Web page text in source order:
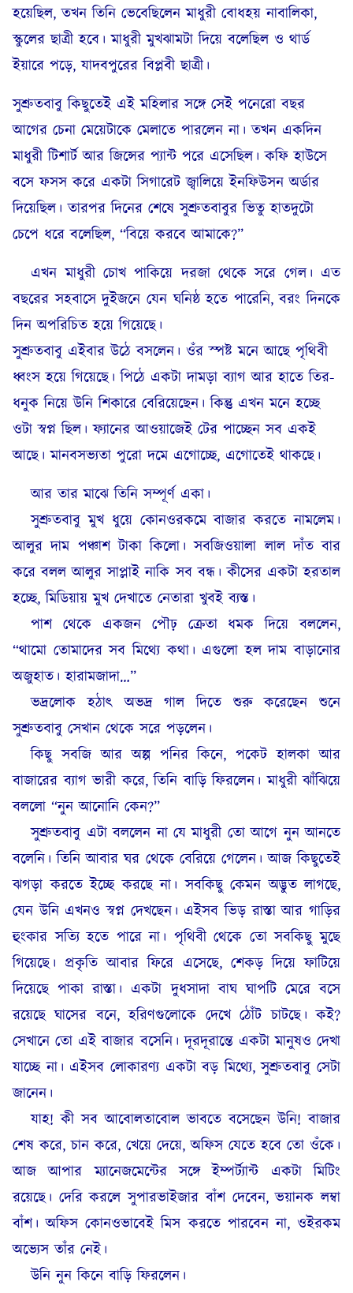
হয়েছিল, তখন তিনি ভেবেছিলেন মাধুরী বোধহয় নাবালিকা,
স্কুলের ছাত্রী হবে। মাধুরী মুখঝামটা দিয়ে বলেছিল ও থার্ড
ইয়ারে পড়ে, যাদবপুরের বিপ্লবী ছাত্রী।
সুশ্রুতবাবু কিছুতেই এই মহিলার সঙ্গে সেই পনেরো বছর
আগের চেনা মেয়েটাকে মেলাতে পারলেন না। তখন একদিন
মাধুরী টিশার্ট আর জিন্সের প্যান্ট পরে এসেছিল। কফি হাউসে
বসে ফসস করে একটা সিগারেট জ্বালিয়ে ইনফিউসন অর্ডার
দিয়েছিল। তারপর দিনের শেষে সুশ্রুতবাবুর ভিতু হাতদুটো
চেপে ধরে বলেছিল, “বিয়ে করবে আমাকে?”
এখন মাধুরী চোখ পাকিয়ে দরজা থেকে সরে গেল। এত
বছরের সহবাসে দুইজনে যেন ঘনিষ্ঠ হতে পারেনি, বরং দিনকে
দিন অপরিচিত হয়ে গিয়েছে।
সুশ্রুতবাবু এইবার উঠে বসলেন। ওঁর স্পষ্ট মনে আছে পৃথিবী
ধ্বংস হয়ে গিয়েছে। পিঠে একটা দামড়া ব্যাগ আর হাতে তির-
ধনুক নিয়ে উনি শিকারে বেরিয়েছেন। কিন্তু এখন মনে হচ্ছে
ওটা স্বপ্ন ছিল। ফ্যানের আওয়াজেই টের পাচ্ছেন সব একই
আছে। মানবসভ্যতা পুরো দমে এগোচ্ছে, এগোতেই থাকছে।
আর তার মাঝে তিনি সম্পূর্ণ একা।
সুশ্রুতবাবু মুখ ধুয়ে কোনওরকমে বাজার করতে নামলেম।
আলুর দাম পঞ্চাশ টাকা কিলো। সবজিওয়ালা লাল দাঁত বার
করে বলল আলুর সাপ্লাই নাকি সব বন্ধ। কীসের একটা হরতাল
হচ্ছে, মিডিয়ায় মুখ দেখাতে নেতারা খুবই ব্যস্ত।
পাশ থেকে একজন পৌঢ় ক্রেতা ধমক দিয়ে বললেন,
“থামো তোমাদের সব মিথ্যে কথা। এগুলো হল দাম বাড়ানোর
অজুহাত। হারামজাদা…”
ভদ্রলোক হঠাৎ অভদ্র গাল দিতে শুরু করেছেন শুনে
সুশ্রুতবাবু সেখান থেকে সরে পড়লেন।
কিছু সবজি আর অল্প পনির কিনে, পকেট হালকা আর
বাজারের ব্যাগ ভারী করে, তিনি বাড়ি ফিরলেন। মাধুরী ঝাঁঝিয়ে
বললো “নুন আনোনি কেন?”
সুশ্রুতবাবু এটা বললেন না যে মাধুরী তো আগে নুন আনতে
বলেনি। তিনি আবার ঘর থেকে বেরিয়ে গেলেন। আজ কিছুতেই
ঝগড়া করতে ইচ্ছে করছে না। সবকিছু কেমন অদ্ভুত লাগছে,
যেন উনি এখনও স্বপ্ন দেখছেন। এইসব ভিড় রাস্তা আর গাড়ির
হুংকার সত্যি হতে পারে না। পৃথিবী থেকে তো সবকিছু মুছে
গিয়েছে। প্রকৃতি আবার ফিরে এসেছে, শেকড় দিয়ে ফাটিয়ে
দিয়েছে পাকা রাস্তা। একটা দুধসাদা বাঘ ঘাপটি মেরে বসে
রয়েছে ঘাসের বনে, হরিণগুলোকে দেখে ঠোঁট চাটছে। কই?
সেখানে তো এই বাজার বসেনি। দূরদূরান্তে একটা মানুষও দেখা
যাচ্ছে না। এইসব লোকারণ্য একটা বড় মিথ্যে, সুশ্রুতবাবু সেটা
জানেন।
যাহ! কী সব আবোলতাবোল ভাবতে বসেছেন উনি! বাজার
শেষ করে, চান করে, খেয়ে দেয়ে, অফিস যেতে হবে তো ওঁকে।
আজ আপার ম্যানেজমেন্টের সঙ্গে ইম্পর্ট্যান্ট একটা মিটিং
রয়েছে। দেরি করলে সুপারভাইজার বাঁশ দেবেন, ভয়ানক লম্বা
বাঁশ। অফিস কোনওভাবেই মিস করতে পারবেন না, ওইরকম
অভ্যেস তাঁর নেই।
উনি নুন কিনে বাড়ি ফিরলেন।